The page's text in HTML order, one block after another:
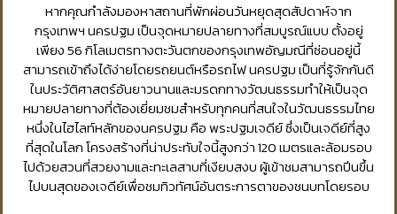
หากคุณกำลังมองหาสถานที่พักผ่อนวันหยุดสุดสัปดาห์จาก
กรุงเทพฯ นครปฐม เป็นจุดหมายปลายทางที่สมบูรณ์แบบ ตั้งอยู่
เพียง 56 กิโลเมตรทางตะวันตกของกรุงเทพอัญมณีที่ซ่อนอยู่นี้
สามารถเข้าถึงได้ง่ายโดยรถยนต์หรือรถไฟ นครปฐม เป็นที่รู้จักกันดี
ในประวัติศาสตร์อันยาวนานและมรดกทางวัฒนธรรมทำให้เป็นจุด
หมายปลายทางที่ต้องเยี่ยมชมสำหรับทุกคนที่สนใจในวัฒนธรรมไทย
หนึ่งในไฮไลท์หลักของนครปฐม คือ พระปฐมเจดีย์ ซึ่งเป็นเจดีย์ที่สูง
ที่สุดในโลก โครงสร้างที่น่าประทับใจนี้สูงกว่า 120 เมตรและล้อมรอบ
ไปด้วยสวนที่สวยงามและทะเลสาบที่เงียบสงบ ผู้เข้าชมสามารถปีนขึ้น
ไปบนสุดของเจดีย์เพื่อชมทิวทัศน์อันตระการตาของชนบทโดยรอบ